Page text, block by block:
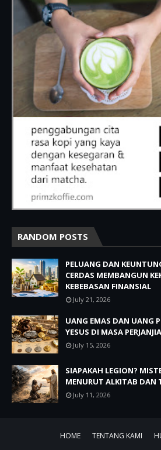
RANDOM POSTS
PELUANG DAN
CERDAS MEMBANGUN
KEBEBASAN FINANSIAL
July 21, 2026
UANG EMAS DAN UANG
YESUS DI MASA
July 15, 2026
SIAPAKAH LEGION?
MENURUT ALKITAB DAN
July 11, 2026
HOME TENTANG KAMI